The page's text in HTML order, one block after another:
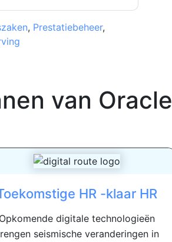
, Prestatiebeheer,
van Oracle
HR -klaar HR
Opkomende digitale technologieën
seismische veranderingen in